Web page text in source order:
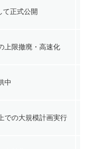
て正式公開
上限撤廃・高速化
中
での大規模計画実行